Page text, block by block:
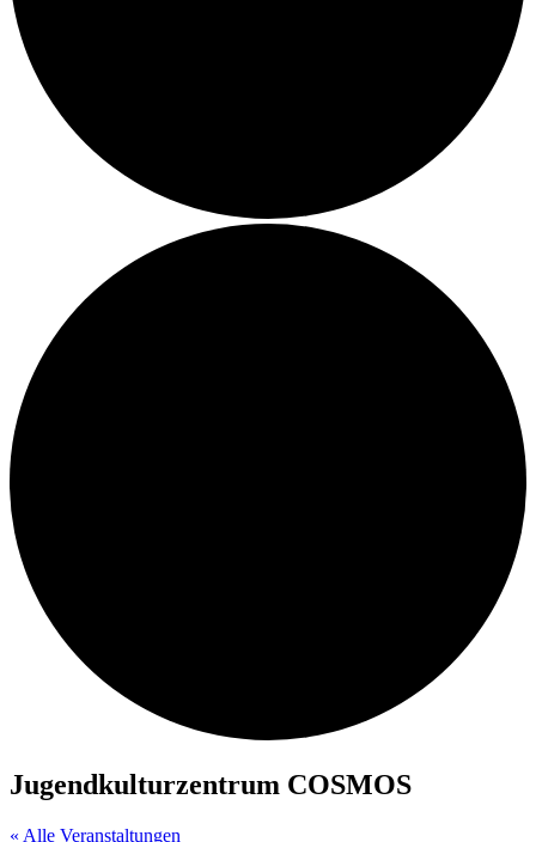
Jugendkulturzentrum COSMOS
« Alle Veranstaltungen